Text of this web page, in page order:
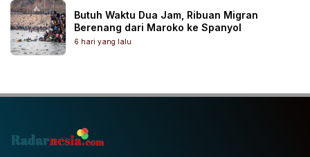
Butuh Waktu Dua Jam, Ribuan Migran
Berenang dari Maroko ke Spanyol
6 hari yang lalu